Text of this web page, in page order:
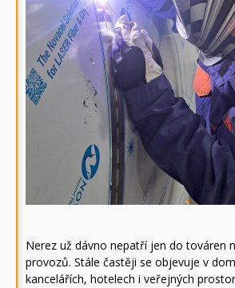
Nerez už dávno nepatří jen do továren
provozů. Stále častěji se objevuje v
kancelářích, hotelech i veřejných